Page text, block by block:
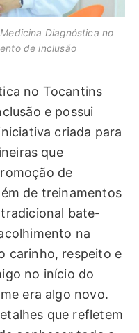
Diagnóstica no
de inclusão
no Tocantins
e possui
criada para
que
de
de treinamentos
bate-
na
carinho, respeito e
no início do
era algo novo.
que refletem